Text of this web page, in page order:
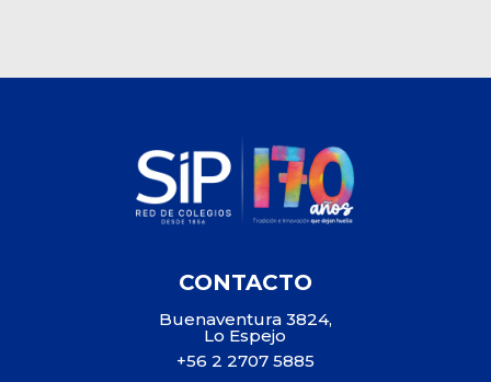
CONTACTO
Buenaventura 3824,
Lo Espejo
+56 2 2707 5885